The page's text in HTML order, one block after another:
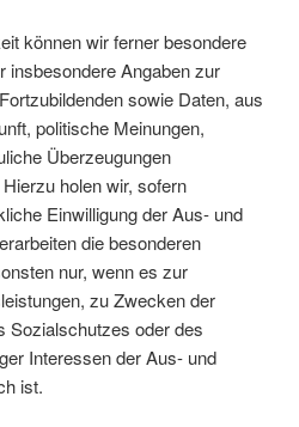
können wir ferner besondere
insbesondere Angaben zur
sowie Daten, aus
politische Meinungen,
Überzeugungen
holen wir, sofern
Einwilligung der Aus- und
die besonderen
nur, wenn es zur
zu Zwecken der
Sozialschutzes oder des
Interessen der Aus- und
ist.